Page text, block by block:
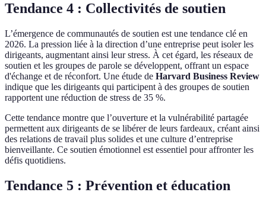
Tendance 4 : Collectivités de soutien
L’émergence de communautés de soutien est une tendance clé en
2026. La pression liée à la direction d’une entreprise peut isoler les
dirigeants, augmentant ainsi leur stress. À cet égard, les réseaux de
soutien et les groupes de parole se développent, offrant un espace
d'échange et de réconfort. Une étude de Harvard Business Review
indique que les dirigeants qui participent à des groupes de soutien
rapportent une réduction de stress de 35 %.
Cette tendance montre que l’ouverture et la vulnérabilité partagée
permettent aux dirigeants de se libérer de leurs fardeaux, créant ainsi
des relations de travail plus solides et une culture d’entreprise
bienveillante. Ce soutien émotionnel est essentiel pour affronter les
défis quotidiens.
Tendance 5 : Prévention et éducation